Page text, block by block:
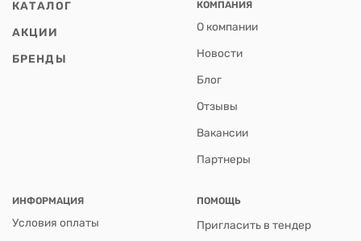
КАТАЛОГ
АКЦИИ
БРЕНДЫ
КОМПАНИЯ
О компании
Новости
Блог
Отзывы
Вакансии
Партнеры
ИНФОРМАЦИЯ
Условия оплаты
ПОМОЩЬ
Пригласить в тендер